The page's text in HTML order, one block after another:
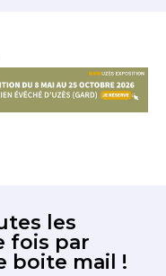
les
fois par
boite mail !